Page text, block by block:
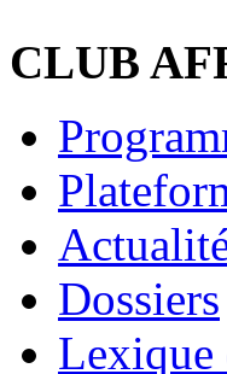
CLUB
Dossiers